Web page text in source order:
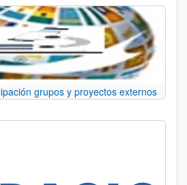
grupos y proyectos externos